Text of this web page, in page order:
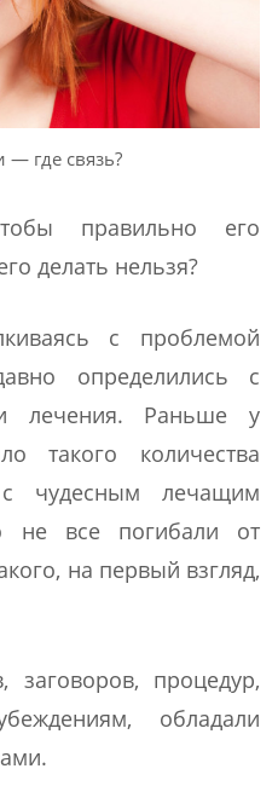
где связь?
правильно его
делать нельзя?
с проблемой
определились с
лечения. Раньше у
такого количества
чудесным лечащим
не все погибали от
на первый взгляд,
процедур,
обладали